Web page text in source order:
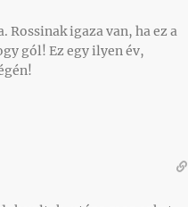
igaza van, ha ez a
gól! Ez egy ilyen év,